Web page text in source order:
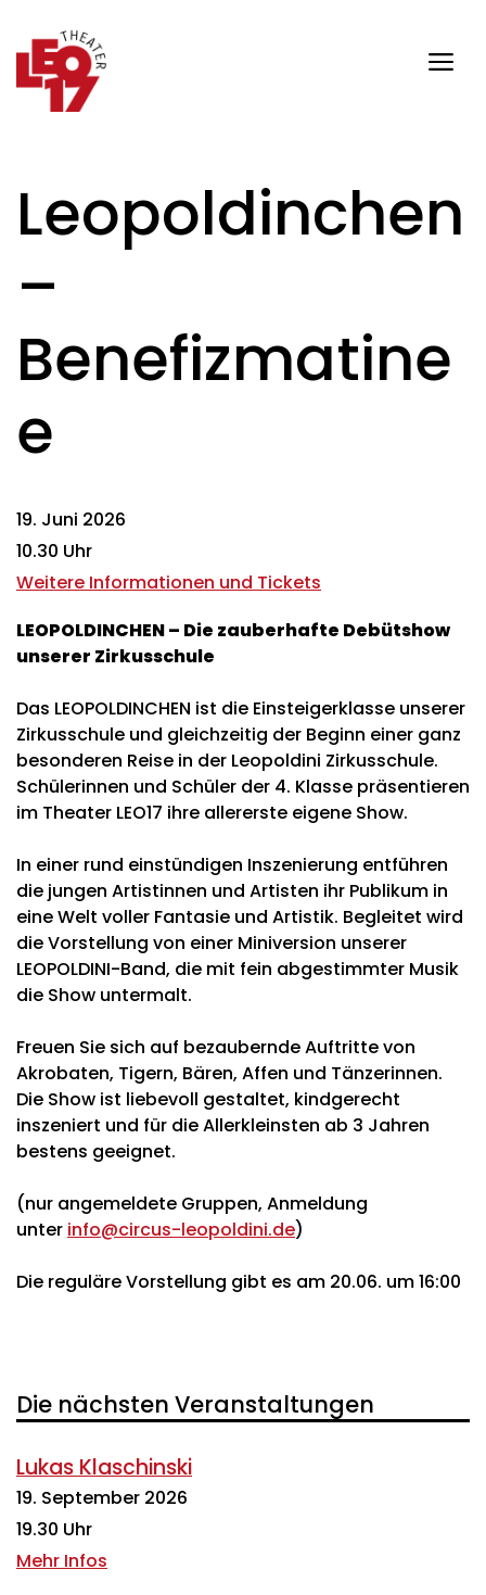
Inhalt
springen
Leopoldinchen
–
Benefizmatine
e
19. Juni 2026
10.30 Uhr
Weitere Informationen und Tickets
LEOPOLDINCHEN – Die zauberhafte Debütshow
unserer Zirkusschule
Das LEOPOLDINCHEN ist die Einsteigerklasse unserer
Zirkusschule und gleichzeitig der Beginn einer ganz
besonderen Reise in der Leopoldini Zirkusschule.
Schülerinnen und Schüler der 4. Klasse präsentieren
im Theater LEO17 ihre allererste eigene Show.
In einer rund einstündigen Inszenierung entführen
die jungen Artistinnen und Artisten ihr Publikum in
eine Welt voller Fantasie und Artistik. Begleitet wird
die Vorstellung von einer Miniversion unserer
LEOPOLDINI-Band, die mit fein abgestimmter Musik
die Show untermalt.
Freuen Sie sich auf bezaubernde Auftritte von
Akrobaten, Tigern, Bären, Affen und Tänzerinnen.
Die Show ist liebevoll gestaltet, kindgerecht
inszeniert und für die Allerkleinsten ab 3 Jahren
bestens geeignet.
‍(nur angemeldete Gruppen, Anmeldung
unter info@circus-leopoldini.de)
Die reguläre Vorstellung gibt es am 20.06. um 16:00
Die nächsten Veranstaltungen
Lukas Klaschinski
19. September 2026
19.30 Uhr
Mehr Infos